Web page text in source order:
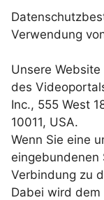
Verwendung
Unsere
des
Inc., 555 West
10011, USA.
Wenn Sie eine
eingebundenen
Verbindung zu
Dabei wird